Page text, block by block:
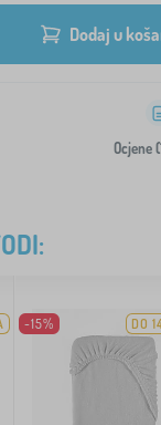
Dodaj u
Ocjene
-15% DO